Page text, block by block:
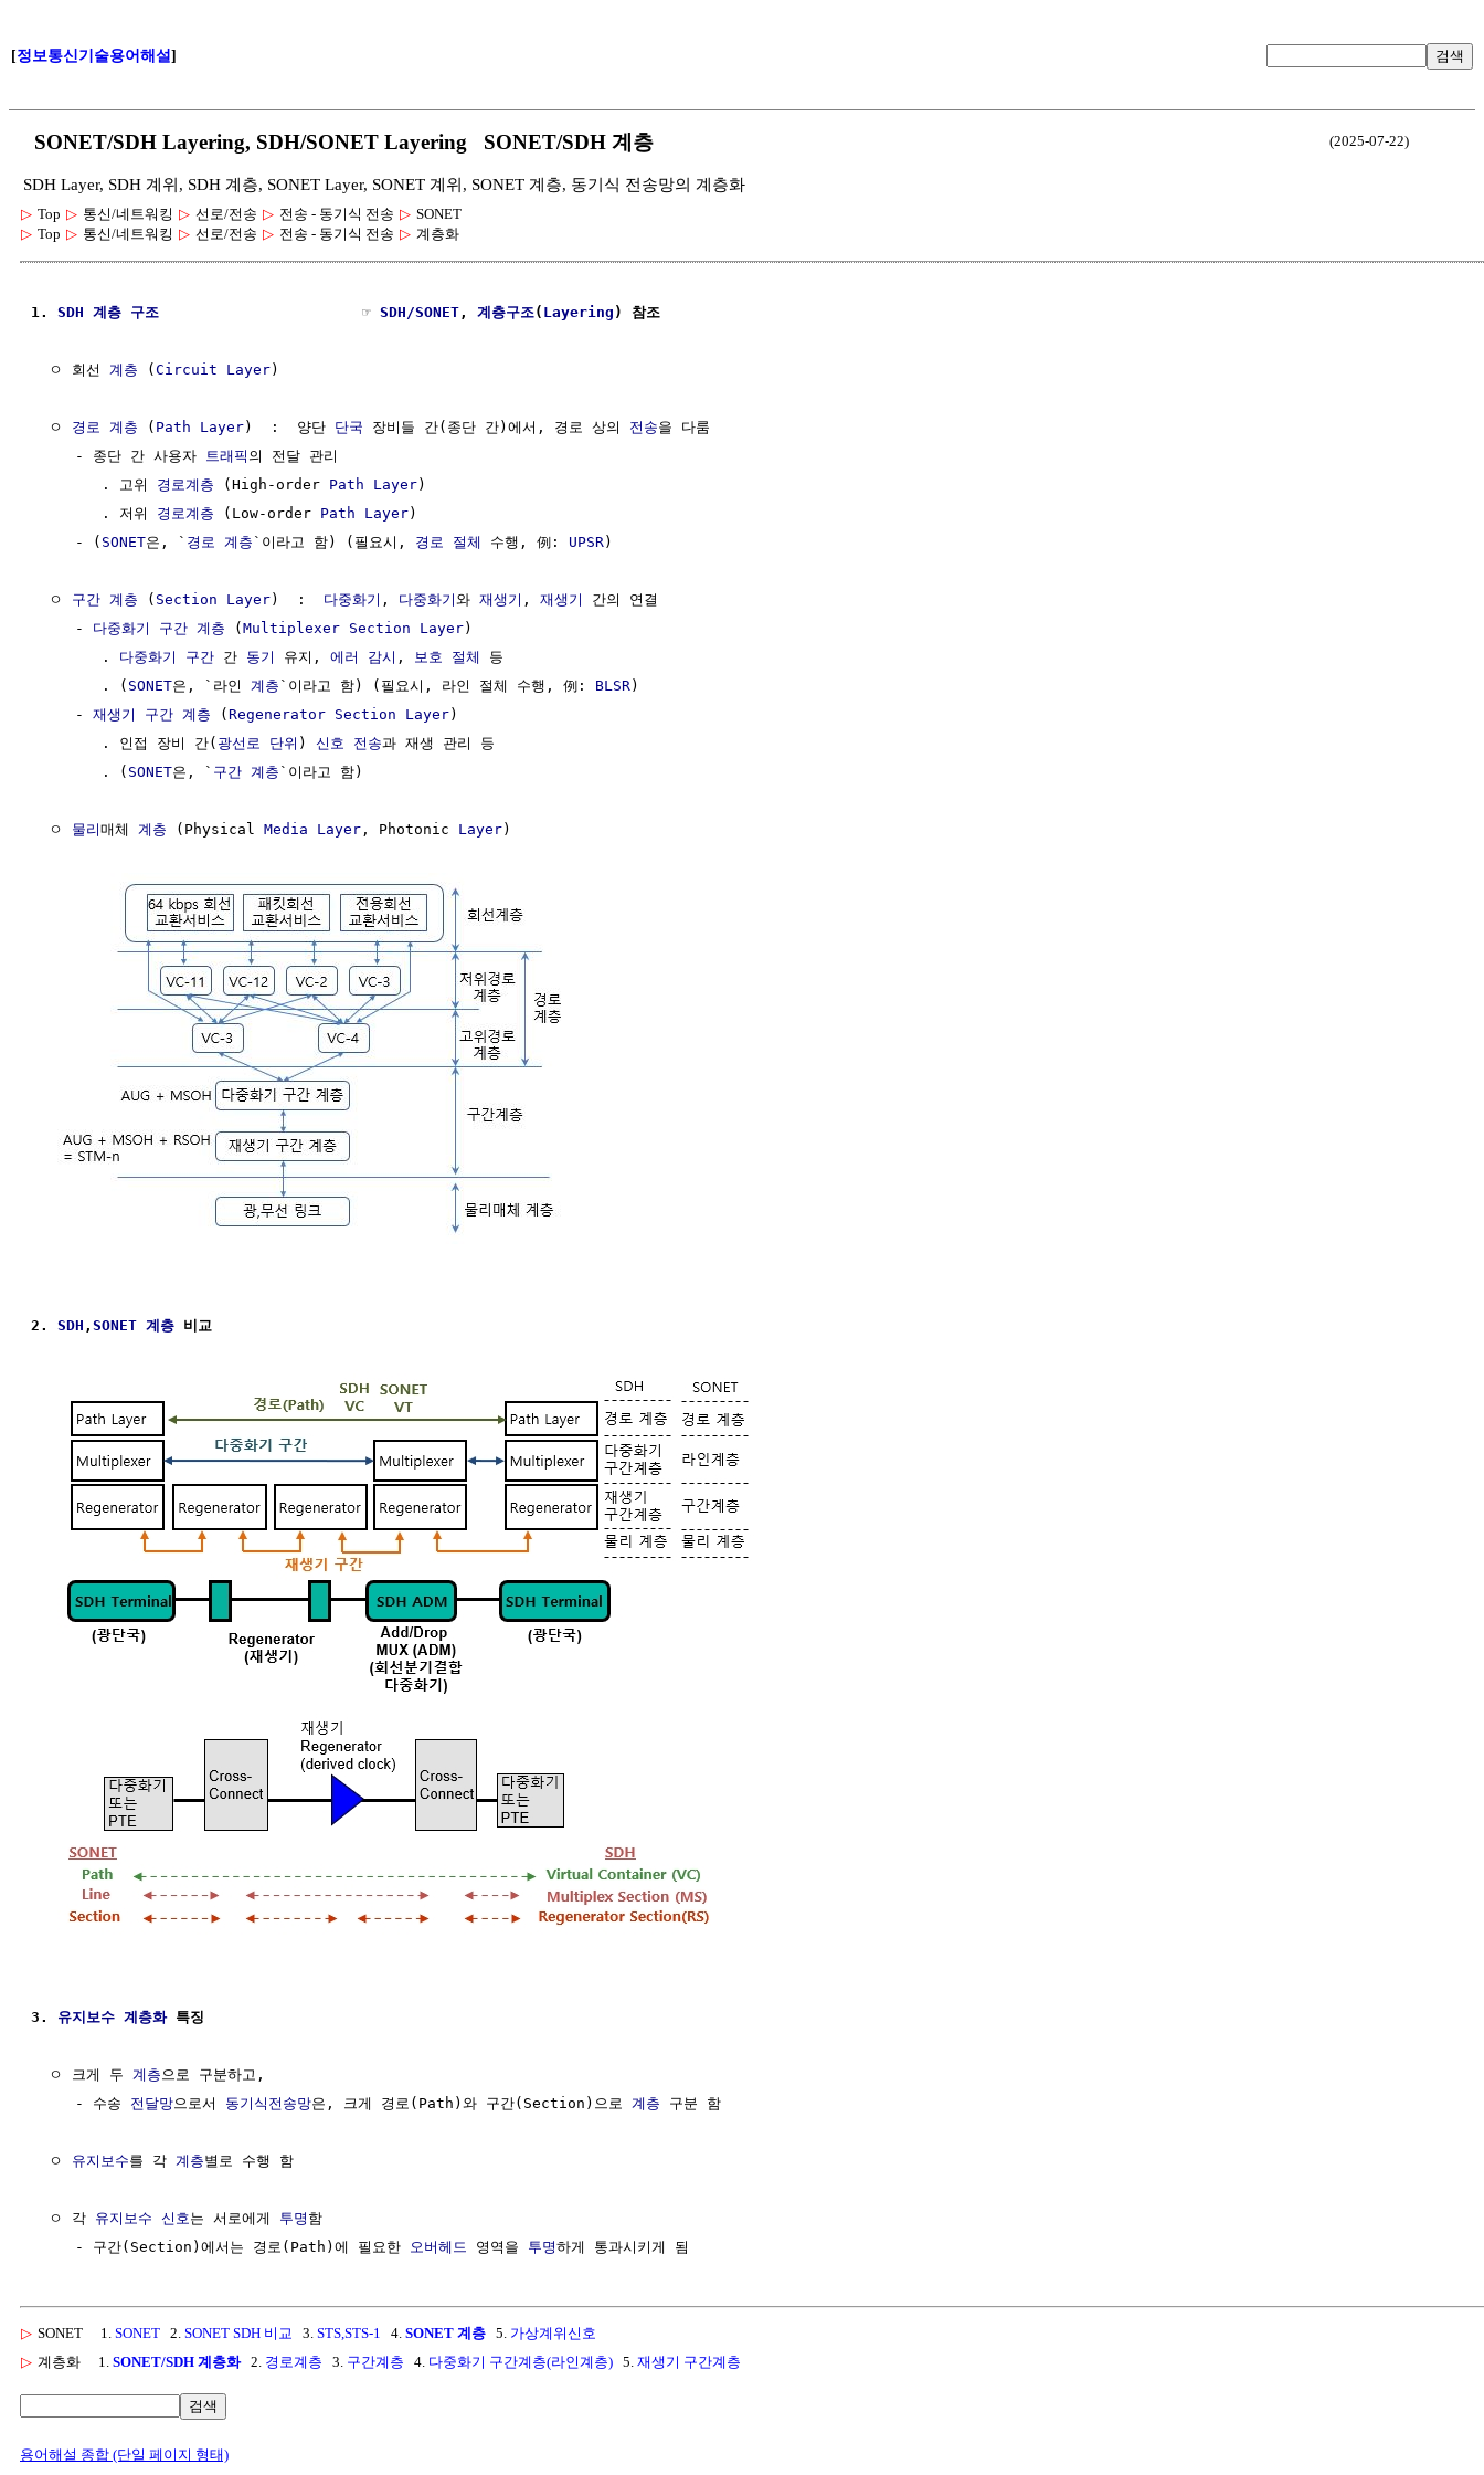
[정보통신기술용어해설] 검색
SONET/SDH Layering, SDH/SONET Layering SONET/SDH 계층 (2025-07-22)
SDH Layer, SDH 계위, SDH 계층, SONET Layer, SONET 계위, SONET 계층, 동기식 전송망의 계층화
▷ Top ▷ 통신/네트워킹 ▷ 선로/전송 ▷ 전송 - 동기식 전송 ▷ SONET
▷ Top ▷ 통신/네트워킹 ▷ 선로/전송 ▷ 전송 - 동기식 전송 ▷ 계층화
1. SDH 계층 구조
                       ☞
SDH/SONET , 계층구조( Layering ) 참조
  ㅇ 회선
계층 (Circuit Layer)
  ㅇ
경로 계층 ( Path Layer)  :  양단 단국 장비들 간(종단 간)에서, 경로 상의 전송을 다룸
     - 종단 간 사용자
트래픽 의 전달 관리
        . 고위
경로계층 (High-order Path Layer)
        . 저위
경로계층 (Low-order Path Layer)
     - (
SONET은, ` 경로 계층 `이라고 함) (필요시, 경로 절체 수행, 例: UPSR)
  ㅇ
구간 계층 ( Section Layer)  : 다중화기 , 다중화기와 재생기 , 재생기
간의 연결
     -
다중화기 구간 계층 (Multiplexer Section Layer)
        .
다중화기 구간 간 동기 유지, 에러 감시 , 보호 절체
등
        . (
SONET은, `라인 계층 `이라고 함) (필요시, 라인 절체 수행, 例: BLSR)
     -
재생기 구간 계층 (Regenerator Section Layer)
        . 인접 장비 간(
광선로 단위 ) 신호 전송과 재생 관리 등
        . (
SONET은, ` 구간 계층 `이라고 함)
  ㅇ
물리매체 계층 (Physical Media Layer , Photonic Layer)
2. SDH , SONET 계층 비교
3. 유지보수 계층화 특징
  ㅇ 크게 두
계층 으로 구분하고,
     - 수송
전달망으로서 동기식전송망은, 크게 경로(Path)와 구간(Section)으로 계층 구분 함
  ㅇ
유지보수를 각 계층별로 수행 함
  ㅇ 각
유지보수 신호는 서로에게 투명 함
     - 구간(Section)에서는 경로(Path)에 필요한
오버헤드 영역을 투명
▷ SONET 1. SONET 2. SONET SDH 비교 3. STS,STS-1 4. SONET 계층 5. 가상계위신호
▷ 계층화 1. SONET/SDH 계층화2. 경로계층 3. 구간계층 4. 다중화기 구간계층(라인계층) 5. 재생기 구간계층
검색
용어해설 종합 (단일 페이지 형태)